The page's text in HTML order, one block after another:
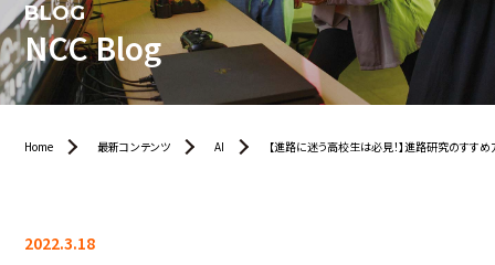
BLOG
NCC Blog
Home 最新コンテンツ AI 【進路に迷う高校生は必見！】進路研究のすす
2022.3.18